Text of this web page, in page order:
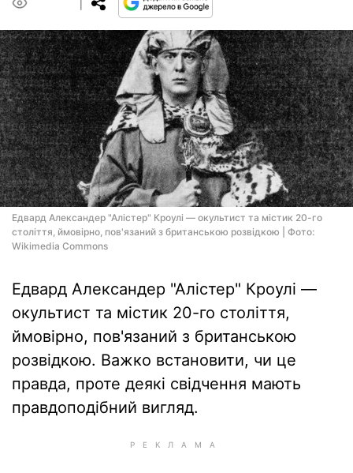
Едвард Александер "Алістер" Кроулі — окультист та містик 20-го
століття, ймовірно, пов'язаний з британською розвідкою | Фото:
Wikimedia Commons
Едвард Александер "Алістер" Кроулі —
окультист та містик 20-го століття,
ймовірно, пов'язаний з британською
розвідкою. Важко встановити, чи це
правда, проте деякі свідчення мають
правдоподібний вигляд.